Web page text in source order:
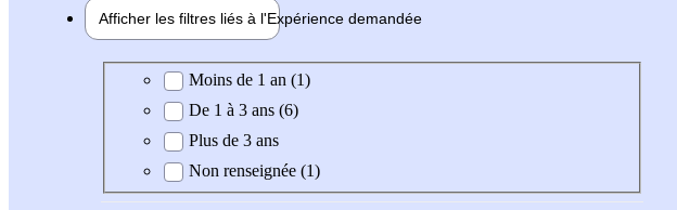
Afficher les filtres liés à l'Expérience demandée
Expérience demandée
Moins de 1 an (1)
De 1 à 3 ans (6)
Plus de 3 ans
Non renseignée (1)